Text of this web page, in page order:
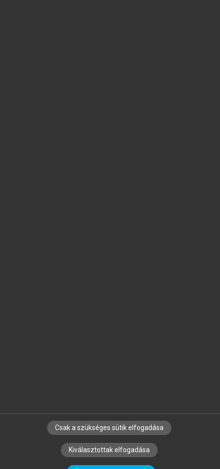
SZERZŐKNEK CÉGEKNEK KÖNYVTÁROSOKNAK
SZERKESZTÉSI ÉS LEKTORÁLÁSI ALAPELVEK
Csak a szükséges sütik elfogadása
Kiválasztottak elfogadása